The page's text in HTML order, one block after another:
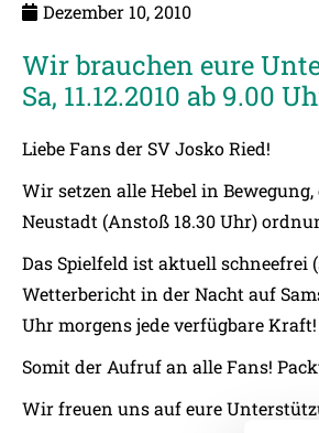
Dezember 10, 2010
Wir brauchen eure
Sa, 11.12.2010 ab 9.00
Liebe Fans der SV Josko Ried!
Wir setzen alle Hebel in
Neustadt (Anstoß 18.30 Uhr)
Das Spielfeld ist aktuell schneefrei
Wetterbericht in der Nacht auf
Uhr morgens jede verfügbare Kraft!
Somit der Aufruf an alle Fans!
Wir freuen uns auf eure